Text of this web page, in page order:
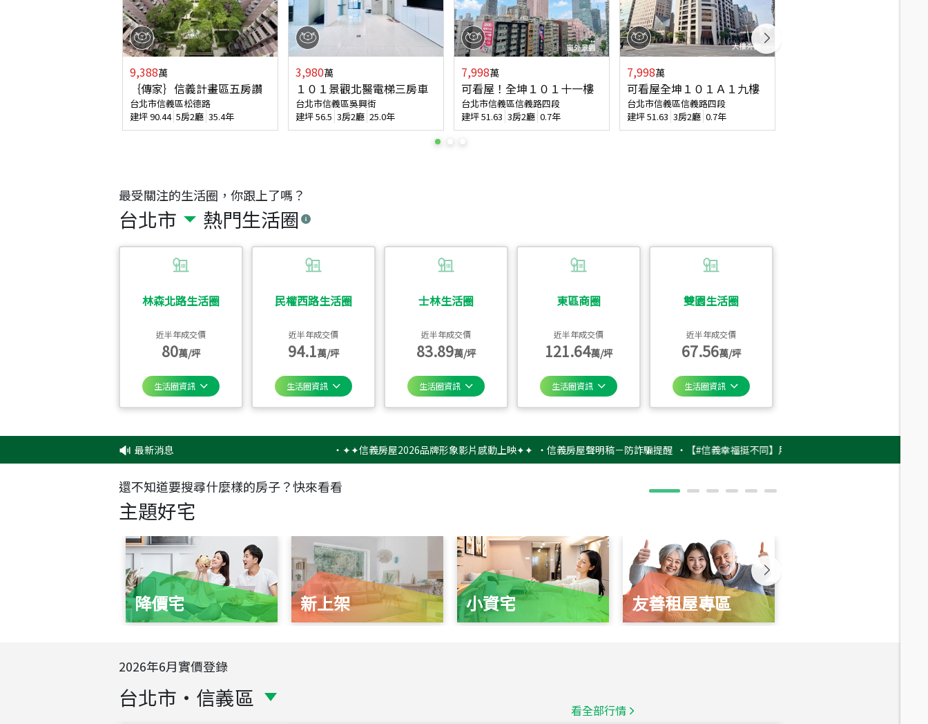
最受關注的生活圈，你跟上了嗎？
台北市 熱門生活圈
林森北路生活圈
近半年成交價
80萬/坪
生活圈資訊
民權西路生活圈
近半年成交價
94.1萬/坪
生活圈資訊
士林生活圈
近半年成交價
83.89萬/坪
生活圈資訊
東區商圈
近半年成交價
121.64萬/坪
生活圈資訊
雙園生活圈
近半年成交價
67.56萬/坪
生活圈資訊
9,388萬
｛傳家｝信義計畫區五房讚
台北市信義區松德路
建坪90.44 5房2廳 35.4年
3,980萬
１０１景觀北醫電梯三房車
台北市信義區吳興街
建坪56.5 3房2廳 25.0年
7,998萬
可看屋！全坤１０１十一樓
台北市信義區信義路四段
建坪51.63 3房2廳 0.7年
7,998萬
可看屋全坤１０１Ａ１九樓
台北市信義區信義路四段
建坪51.63 3房2廳 0.7年
最新消息 ✦✦信義房屋2026品牌形象影片感動上映✦✦ ‧信義房屋聲明稿－防詐騙提醒 ‧【#信義幸福挺不同】用實力，讓升職免抽號碼牌！最新雇主品
還不知道要搜尋什麼樣的房子？快來看看
主題好宅
降價宅 新上架 小資宅 友善租屋專區
2026年6月實價登錄
台北市 ・ 信義區 看全部行情
台北市中山區長春路